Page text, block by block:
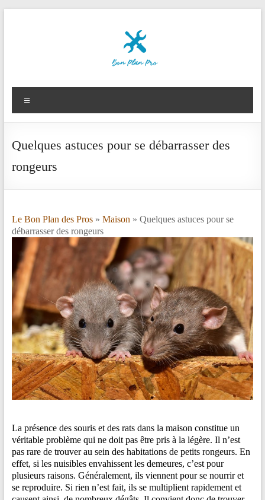
Le
Bon
Plan
des
Pros
Quelques astuces pour se débarrasser des
rongeurs
Le Bon Plan des Pros» Maison » Quelques astuces pour se
débarrasser des rongeurs
La présence des souris et des rats dans la maison constitue un
véritable problème qui ne doit pas être pris à la légère. Il n’est
pas rare de trouver au sein des habitations de petits rongeurs. En
effet, si les nuisibles envahissent les demeures, c’est pour
plusieurs raisons. Généralement, ils viennent pour se nourrir et
se reproduire. Si rien n’est fait, ils se multiplient rapidement et